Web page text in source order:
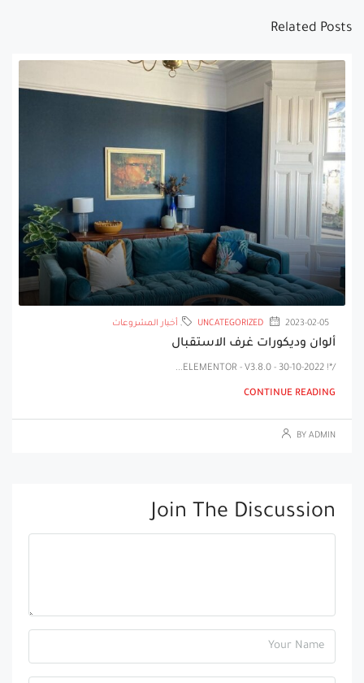
Related Posts
2023-02-05
UNCATEGORIZED
, أخبار المشروعات
ألوان وديكورات غرف الاستقبال
/*! ELEMENTOR - V3.8.0 - 30-10-2022...
CONTINUE READING
BY ADMIN
Join The Discussion